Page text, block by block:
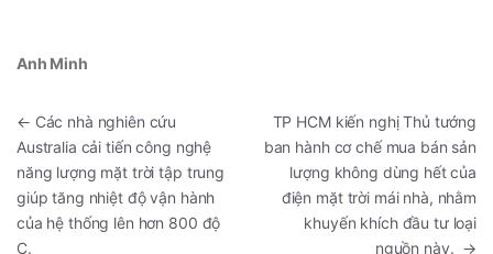
Anh Minh
← Các nhà nghiên cứu
Australia cải tiến công nghệ
năng lượng mặt trời tập trung
giúp tăng nhiệt độ vận hành
của hệ thống lên hơn 800 độ
C.
TP HCM kiến nghị Thủ tướng
ban hành cơ chế mua bán sản
lượng không dùng hết của
điện mặt trời mái nhà, nhằm
khuyến khích đầu tư loại
nguồn này. →